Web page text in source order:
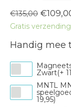
€135,00
Gratis verzending
Handig mee
Zwart(+
MNTL
19,95)